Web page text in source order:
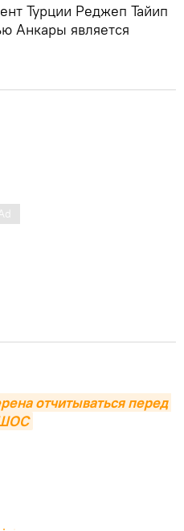
Турции Реджеп Тайип
Анкары является
отчитываться перед
ШОС